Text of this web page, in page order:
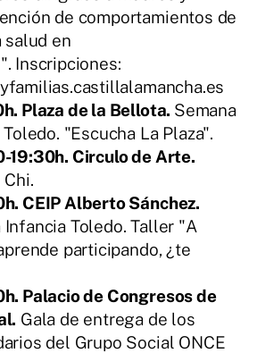
de comportamientos de
salud en
Inscripciones:
Plaza de la Bellota. Semana
"Escucha La Plaza".
19:30h. Circulo de Arte.
CEIP Alberto Sánchez.
Infancia Toledo. Taller "A
participando, ¿te
Palacio de Congresos de
Gala de entrega de los
del Grupo Social ONCE